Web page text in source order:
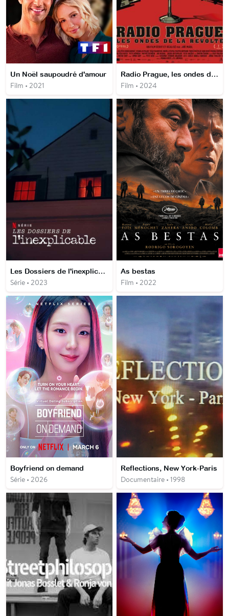
Un Noël saupoudré d'amour
Film • 2021
Radio Prague, les ondes de la révolte
Film • 2024
Les Dossiers de l'inexplicable
Série • 2023
As bestas
Film • 2022
Boyfriend on demand
Série • 2026
Reflections, New York-Paris
Documentaire • 1998